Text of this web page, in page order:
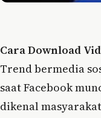
Cara Download
Trend bermedia
saat Facebook
dikenal